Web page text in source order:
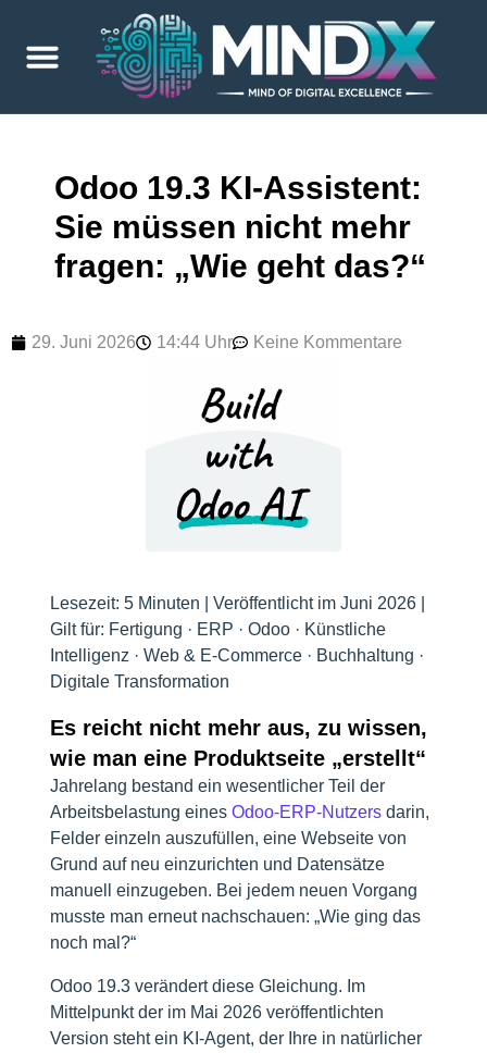
Odoo 19.3 KI-Assistent:
Sie müssen nicht mehr
fragen: „Wie geht das?“
29. Juni 2026 14:44 Uhr Keine Kommentare
Lesezeit: 5 Minuten | Veröffentlicht im Juni 2026 |
Gilt für: Fertigung · ERP · Odoo · Künstliche
Intelligenz · Web & E-Commerce · Buchhaltung ·
Digitale Transformation
Es reicht nicht mehr aus, zu wissen,
wie man eine Produktseite „erstellt“
Jahrelang bestand ein wesentlicher Teil der
Arbeitsbelastung eines Odoo-ERP-Nutzers darin,
Felder einzeln auszufüllen, eine Webseite von
Grund auf neu einzurichten und Datensätze
manuell einzugeben. Bei jedem neuen Vorgang
musste man erneut nachschauen: „Wie ging das
noch mal?“
Odoo 19.3 verändert diese Gleichung. Im
Mittelpunkt der im Mai 2026 veröffentlichten
Version steht ein KI-Agent, der Ihre in natürlicher